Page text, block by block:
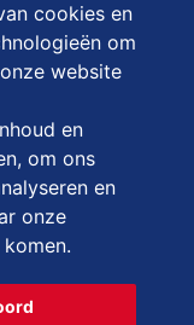
cookies en
om
website
en
om ons
en
onze
zien?